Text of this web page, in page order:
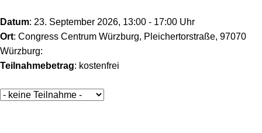
Datum: 23. September 2026, 13:00 - 17:00 Uhr
Ort: Congress Centrum Würzburg, Pleichertorstraße, 97070
Würzburg:
Teilnahmebetrag: kostenfrei